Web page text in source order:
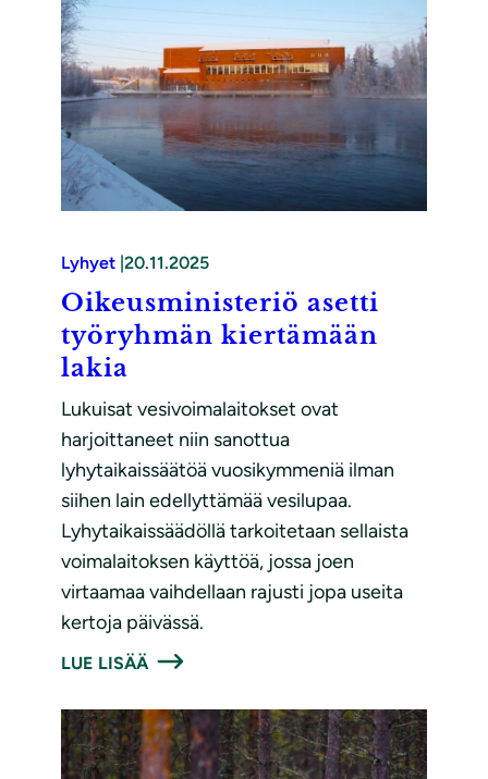
Lyhyet |20.11.2025
Oikeusministeriö asetti
työryhmän kiertämään
lakia
Lukuisat vesivoimalaitokset ovat
harjoittaneet niin sanottua
lyhytaikaissäätöä vuosikymmeniä ilman
siihen lain edellyttämää vesilupaa.
Lyhytaikaissäädöllä tarkoitetaan sellaista
voimalaitoksen käyttöä, jossa joen
virtaamaa vaihdellaan rajusti jopa useita
kertoja päivässä.
LUE LISÄÄ